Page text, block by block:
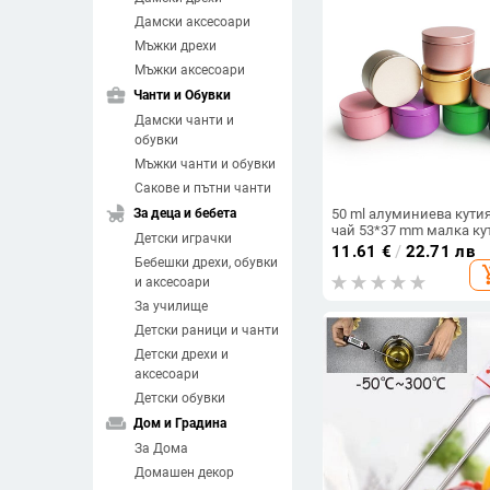
Дамски аксесоари
Мъжки дрехи
Мъжки аксесоари
business_center Чанти и Обувки
Дамски чанти и
обувки
Мъжки чанти и обувки
Сакове и пътни чанти
child_friendly За деца и бебета
Детски играчки
Бебешки дрехи, обувки
и аксесоари
За училище
Детски раници и чанти
Детски дрехи и
аксесоари
Детски обувки
weekend Дом и Градина
За Дома
Домашен декор
50 ml алуминиева
чай 53*37 mm малка
за чай алуминиева
кръгло дъно капак
вътрешна катарама
алуминиева кутия на
11.61 € / 22.71 лв